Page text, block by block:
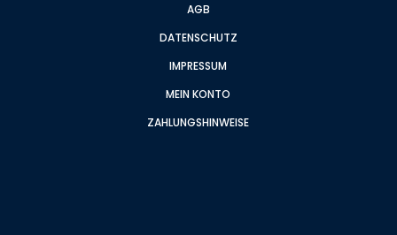
AGB
DATENSCHUTZ
IMPRESSUM
MEIN KONTO
ZAHLUNGSHINWEISE